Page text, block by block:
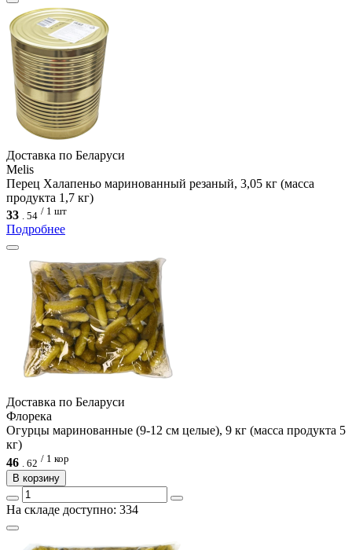
Доcтавка по Беларуси
Melis
Перец Халапеньо маринованный резаный, 3,05 кг (масса
продукта 1,7 кг)
33 . 54 / 1 шт
Подробнее
Доcтавка по Беларуси
Флорека
Огурцы маринованные (9-12 см целые), 9 кг (масса продукта 5
кг)
46
62 / 1 кор
В корзину
На складе доступно: 334